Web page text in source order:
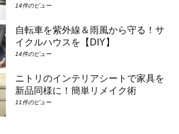
14件のビュー
自転車を紫外線＆雨風から守る！サ
イクルハウスを【DIY】
14件のビュー
ニトリのインテリアシートで家具を
新品同様に！簡単リメイク術
11件のビュー